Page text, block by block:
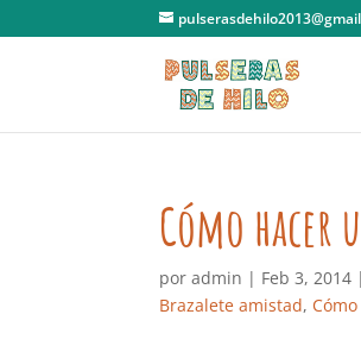
Cómo
poradmin | Feb 3, 2014 |
Brazalete amistad,